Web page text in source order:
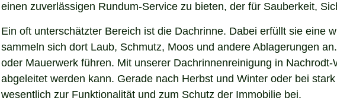
einen zuverlässigen Rundum-Service zu bieten, der für Sauberkeit,
Ein oft unterschätzter Bereich ist die Dachrinne. Dabei erfüllt sie eine
sammeln sich dort Laub, Schmutz, Moos und andere Ablagerungen
oder Mauerwerk führen. Mit unserer Dachrinnenreinigung in
abgeleitet werden kann. Gerade nach Herbst und Winter oder bei
wesentlich zur Funktionalität und zum Schutz der Immobilie bei.